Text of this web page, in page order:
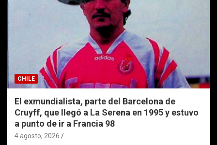
CHILE
El exmundialista, parte del Barcelona de
Cruyff, que llegó a La Serena en 1995 y estuvo
a punto de ir a Francia 98
4 agosto, 2026